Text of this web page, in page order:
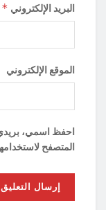
البريد الإلكتروني *
الموقع الإلكتروني
احفظ اسمي، بريدي
المتصفح